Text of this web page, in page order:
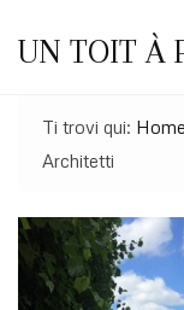
UN TOIT À
Ti trovi qui: Home
Architetti